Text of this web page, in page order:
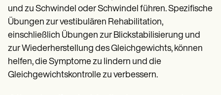
und zu Schwindel oder Schwindel führen. Spezifische
Übungen zur vestibulären Rehabilitation,
einschließlich Übungen zur Blickstabilisierung und
zur Wiederherstellung des Gleichgewichts, können
helfen, die Symptome zu lindern und die
Gleichgewichtskontrolle zu verbessern.